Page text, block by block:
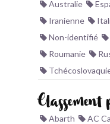
Australie
Iranienne
Non-identifié
Roumanie
Abarth AC